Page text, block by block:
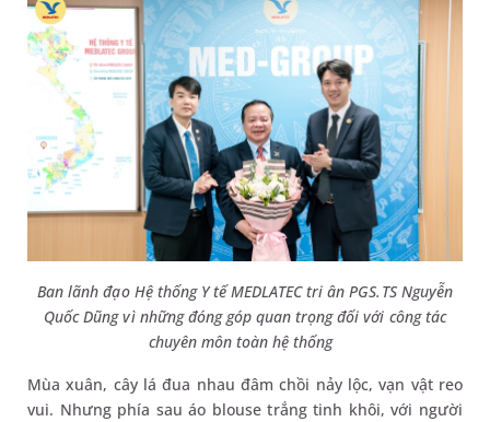
Ban lãnh đạo Hệ thống Y tế MEDLATEC tri ân PGS.TS Nguyễn
Quốc Dũng vì những đóng góp quan trọng đối với công tác
chuyên môn toàn hệ thống
Mùa xuân, cây lá đua nhau đâm chồi nảy lộc, vạn vật reo
vui. Nhưng phía sau áo blouse trắng tinh khôi, với người